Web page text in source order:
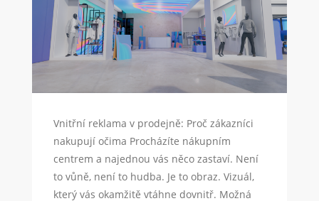
Vnitřní reklama v prodejně: Proč zákazníci
nakupují očima Procházíte nákupním
centrem a najednou vás něco zastaví. Není
to vůně, není to hudba. Je to obraz. Vizuál,
který vás okamžitě vtáhne dovnitř. Možná